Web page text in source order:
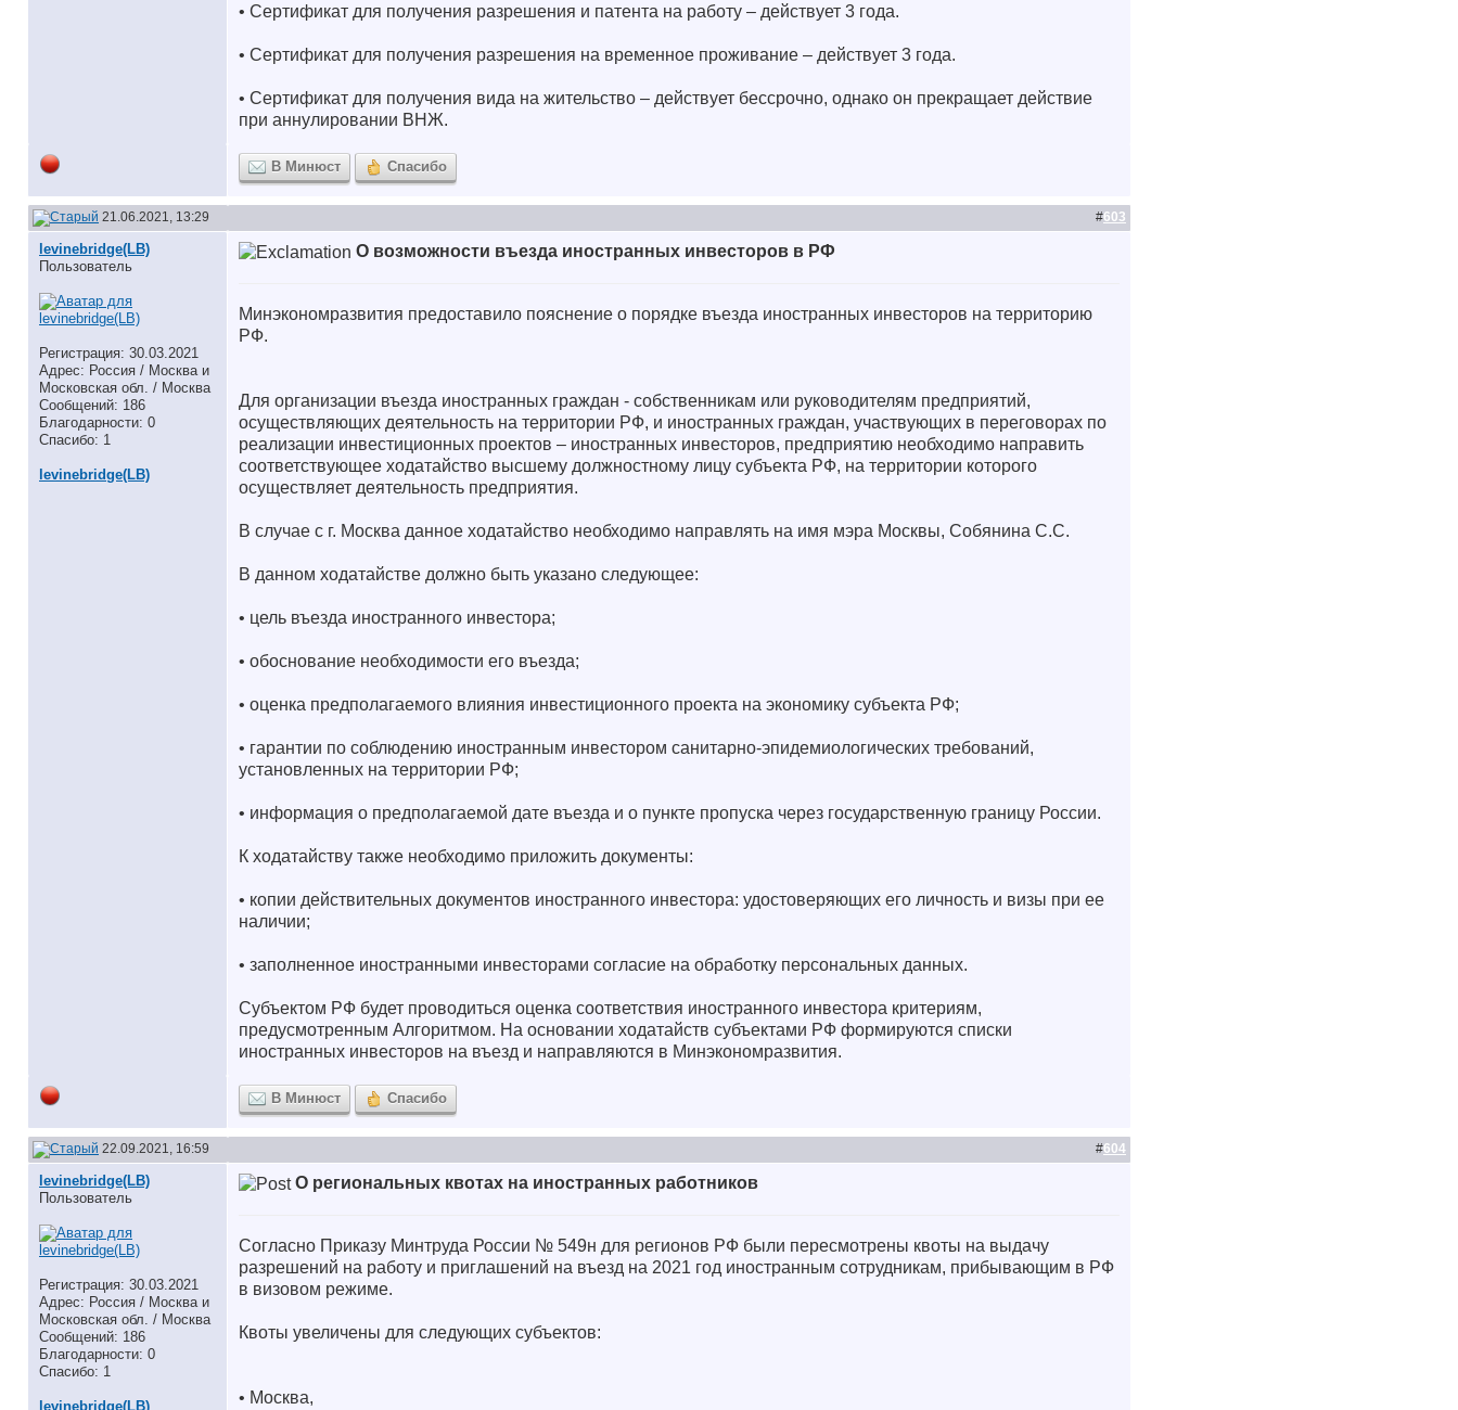
• Сертификат для получения разрешения и патента на работу – действует 3 года.
• Сертификат для получения разрешения на временное проживание – действует 3 года.
• Сертификат для получения вида на жительство – действует бессрочно, однако он прекращает действие
при аннулировании ВНЖ.
В Минюст Спасибо
21.06.2021, 13:29 #603
levinebridge(LB)
Пользователь
Регистрация: 30.03.2021
Адрес: Россия / Москва и
Московская обл. / Москва
Сообщений: 186
Благодарности: 0
Спасибо: 1
levinebridge(LB)
О возможности въезда иностранных инвесторов в РФ
Минэкономразвития предоставило пояснение о порядке въезда иностранных инвесторов на территорию
РФ.
Для организации въезда иностранных граждан - собственникам или руководителям предприятий,
осуществляющих деятельность на территории РФ, и иностранных граждан, участвующих в переговорах по
реализации инвестиционных проектов – иностранных инвесторов, предприятию необходимо направить
соответствующее ходатайство высшему должностному лицу субъекта РФ, на территории которого
осуществляет деятельность предприятия.
В случае с г. Москва данное ходатайство необходимо направлять на имя мэра Москвы, Собянина С.С.
В данном ходатайстве должно быть указано следующее:
• цель въезда иностранного инвестора;
• обоснование необходимости его въезда;
• оценка предполагаемого влияния инвестиционного проекта на экономику субъекта РФ;
• гарантии по соблюдению иностранным инвестором санитарно-эпидемиологических требований,
установленных на территории РФ;
• информация о предполагаемой дате въезда и о пункте пропуска через государственную границу России.
К ходатайству также необходимо приложить документы:
• копии действительных документов иностранного инвестора: удостоверяющих его личность и визы при ее
наличии;
• заполненное иностранными инвесторами согласие на обработку персональных данных.
Субъектом РФ будет проводиться оценка соответствия иностранного инвестора критериям,
предусмотренным Алгоритмом. На основании ходатайств субъектами РФ формируются списки
иностранных инвесторов на въезд и направляются в Минэкономразвития.
В Минюст Спасибо
22.09.2021, 16:59 #604
levinebridge(LB)
Пользователь
Регистрация: 30.03.2021
Адрес: Россия / Москва и
Московская обл. / Москва
Сообщений: 186
Благодарности: 0
Спасибо: 1
levinebridge(LB)
О региональных квотах на иностранных работников
Согласно Приказу Минтруда России № 549н для регионов РФ были пересмотрены квоты на выдачу
разрешений на работу и приглашений на въезд на 2021 год иностранным сотрудникам, прибывающим в РФ
в визовом режиме.
Квоты увеличены для следующих субъектов:
• Москва,